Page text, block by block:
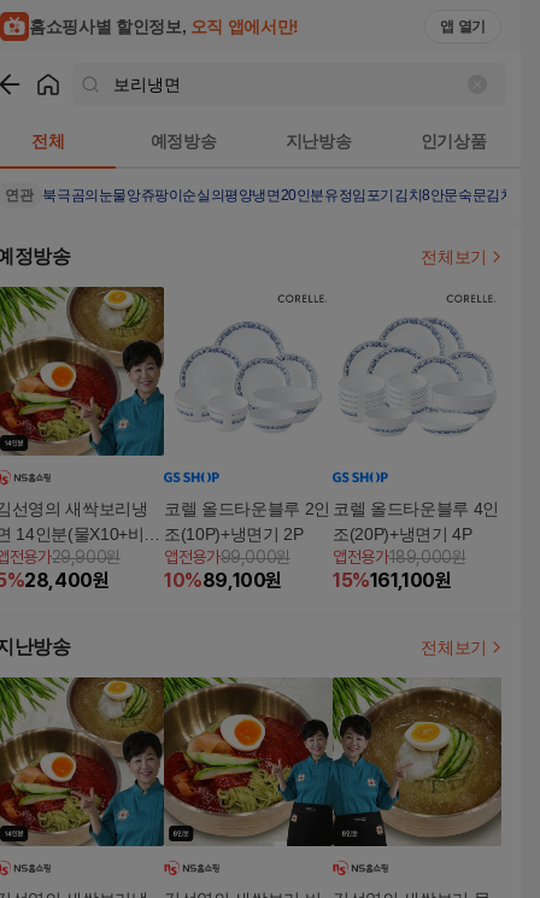
홈쇼핑사별 할인정보, 오직 앱에서만! 앱 열기
전체 예정방송 지난방송 인기상품
연관 북극곰의눈물앙쥬팡이순실의평양냉면20인분유정임포기김치8안문숙문김치
정방송 전체보기
선영의 새싹보리냉
14인분(물X10+비빔
전용가29,900원
%28,400원
코렐 올드타운블루 2인
조(10P)+냉면기 2P
앱전용가99,000원
10%89,100원
코렐 올드타운블루 4인
조(20P)+냉면기 4P
앱전용가189,000원
15%161,100원
난방송 전체보기